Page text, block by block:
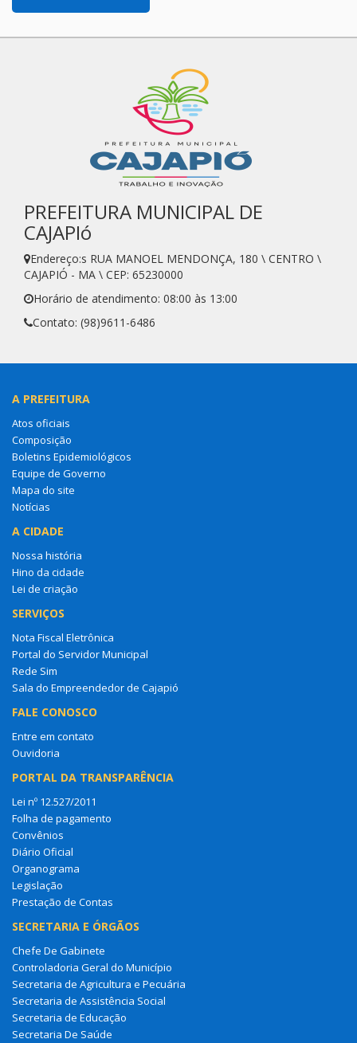
PREFEITURA MUNICIPAL DE
CAJAPIó
Endereço:s RUA MANOEL MENDONÇA, 180 \ CENTRO \
CAJAPIÓ - MA \ CEP: 65230000
Horário de atendimento: 08:00 às 13:00
Contato: (98)9611-6486
A PREFEITURA
Atos oficiais
Composição
Boletins Epidemiológicos
Equipe de Governo
Mapa do site
Notícias
A CIDADE
Nossa história
Hino da cidade
Lei de criação
SERVIÇOS
Nota Fiscal Eletrônica
Portal do Servidor Municipal
Rede Sim
Sala do Empreendedor de Cajapió
FALE CONOSCO
Entre em contato
Ouvidoria
PORTAL DA TRANSPARÊNCIA
Lei nº 12.527/2011
Folha de pagamento
Convênios
Diário Oficial
Organograma
Legislação
Prestação de Contas
SECRETARIA E ÓRGÃOS
Chefe De Gabinete
Controladoria Geral do Município
Secretaria de Agricultura e Pecuária
Secretaria de Assistência Social
Secretaria de Educação
Secretaria De Saúde